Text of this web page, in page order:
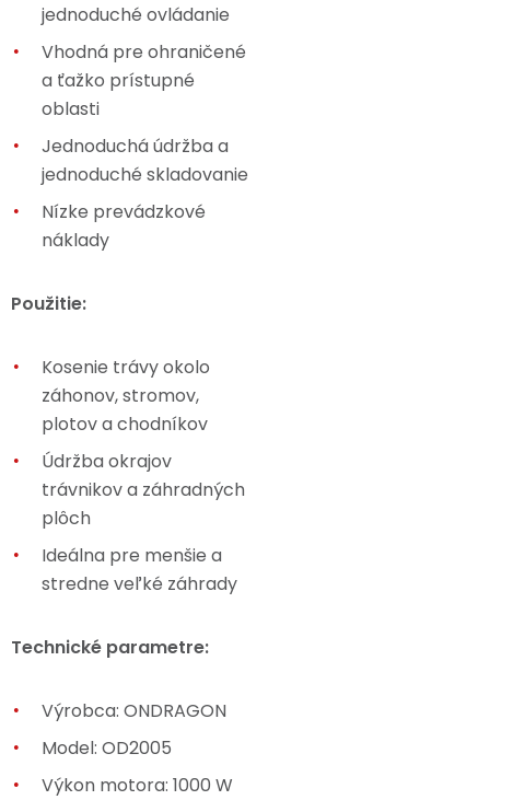
jednoduché ovládanie
Vhodná pre ohraničené
a ťažko prístupné
oblasti
Jednoduchá údržba a
jednoduché skladovanie
Nízke prevádzkové
náklady
Použitie:
Kosenie trávy okolo
záhonov, stromov,
plotov a chodníkov
Údržba okrajov
trávnikov a záhradných
plôch
Ideálna pre menšie a
stredne veľké záhrady
Technické parametre:
Výrobca: ONDRAGON
Model: OD2005
Výkon motora: 1000 W